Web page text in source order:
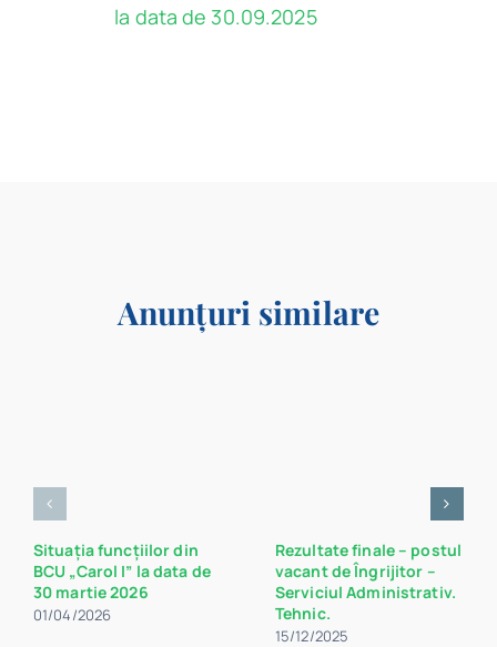
la data de 30.09.2025
Anunțuri similare
Situația funcțiilor din
BCU „Carol I” la data de
30 martie 2026
01/04/2026
Rezultate finale – postul
vacant de Îngrijitor –
Serviciul Administrativ.
Tehnic.
15/12/2025